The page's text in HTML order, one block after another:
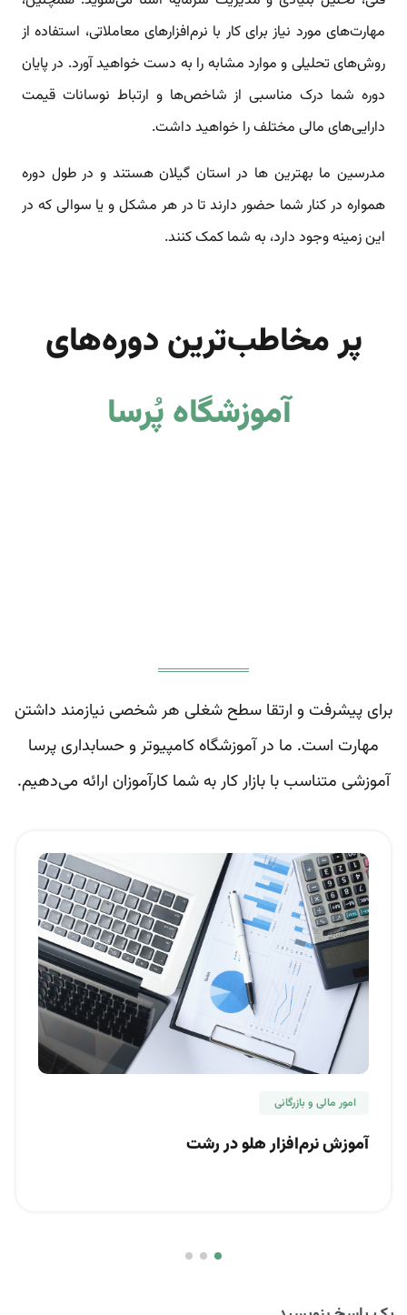
مهارت‌های مورد نیاز برای کار با نرم‌افزارهای معاملاتی، استفاده از
روش‌های تحلیلی و موارد مشابه را به دست خواهید آورد. در پایان
دوره شما درک مناسبی از شاخص‌ها و ارتباط نوسانات قیمت
دارایی‌های مالی مختلف را خواهید داشت.
مدرسین ما بهترین ها در استان گیلان هستند و در طول دوره
همواره در کنار شما حضور دارند تا در هر مشکل و یا سوالی که در
این زمینه وجود دارد، به شما کمک کنند.
پر مخاطب‌ترین دوره‌های
آموزشگاهپُرسا
برای پیشرفت و ارتقا سطح شغلی هر شخصی نیازمند داشتن
مهارت است. ما در آموزشگاه کامپیوتر و حسابداری پرسا
آموزشی متناسب با بازار کار به شما کارآموزان ارائه می‌دهیم.
امور مالی و بازرگانی
آموزش نرم‌افزار هلو در رشت